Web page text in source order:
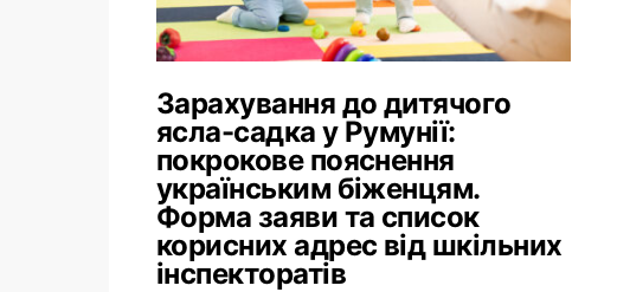
Зарахування до дитячого
ясла-садка у Румунії:
покрокове пояснення
українським біженцям.
Форма заяви та список
корисних адрес від шкільних
інспекторатів